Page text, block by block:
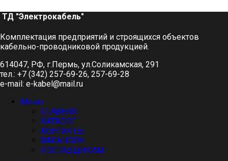
ТД "Электрокабель"​
Комплектация предприятий и строящихся объектов
кабельно-проводниковой продукцией.
614047, РФ, г.Пермь, ул.Соликамская, 291
тел.: +7 (342) 257-69-26, 257-69-28
e-mail: e-kabel@mail.ru
Меню
ГЛАВНАЯ
КАТАЛОГ
КОНТАКТЫ
ВАКАНСИИ
ПОСТАВЩИКАМ